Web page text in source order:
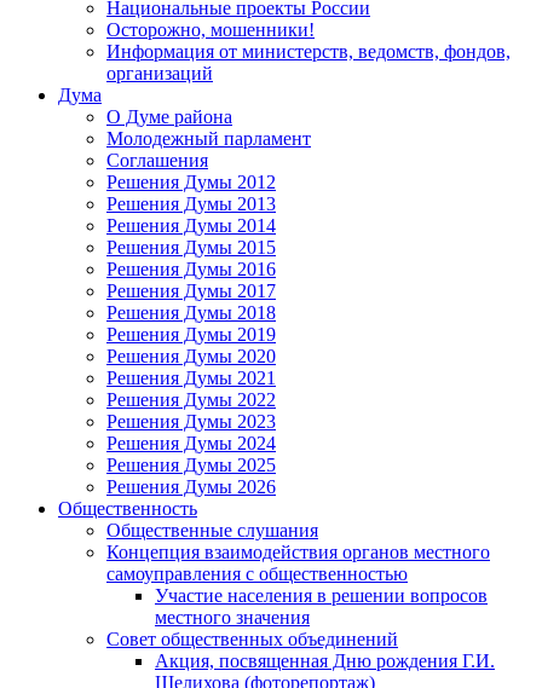
Национальные проекты России
Осторожно, мошенники!
Информация от министерств, ведомств, фондов,
организаций
Дума
О Думе района
Молодежный парламент
Соглашения
Решения Думы 2012
Решения Думы 2013
Решения Думы 2014
Решения Думы 2015
Решения Думы 2016
Решения Думы 2017
Решения Думы 2018
Решения Думы 2019
Решения Думы 2020
Решения Думы 2021
Решения Думы 2022
Решения Думы 2023
Решения Думы 2024
Решения Думы 2025
Решения Думы 2026
Общественность
Общественные слушания
Концепция взаимодействия органов местного
самоуправления с общественностью
Участие населения в решении вопросов
местного значения
Совет общественных объединений
Акция, посвященная Дню рождения Г.И.
Шелихова (фоторепортаж)